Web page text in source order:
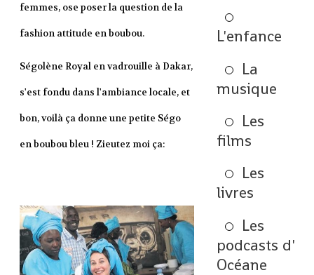
femmes, ose poser la question de la
fashion attitude en boubou.
Ségolène Royal en vadrouille à Dakar,
s'est fondu dans l'ambiance locale, et
bon, voilà ça donne une petite Ségo
en boubou bleu ! Zieutez moi ça:
L'enfance
La
musique
Les
films
Les
livres
Les
podcasts d'
Océane